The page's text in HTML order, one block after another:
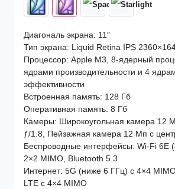
Purple
Диагональ экрана: 11″
Тип экрана: Liquid Retina IPS
Процессор: Apple M3, 8-ядерный
ядрами производительности и 4
эффективности
Встроенная память: 128 Гб
Оперативная память: 8 Гб
Камеры: Широкоугольная камера 12
ƒ/1.8, Пейзажная камера 12 Мп с
Беспроводные интерфейсы: Wi-Fi 6E
2×2 MIMO, Bluetooth 5.3
Интернет: 5G (ниже 6 ГГц) с 4×4
LTE с 4×4 MIMO